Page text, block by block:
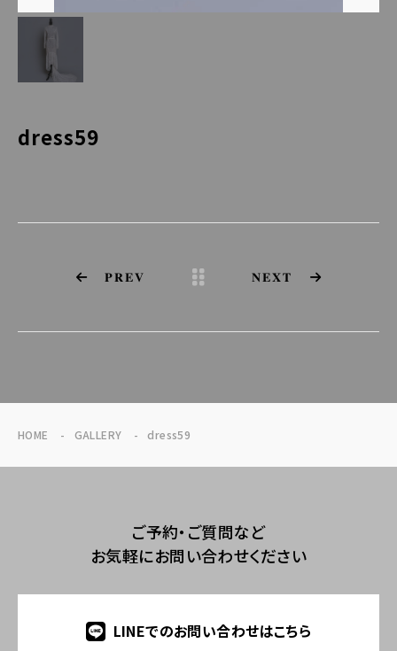
dress59
PREV NEXT
HOME GALLERY dress59
ご予約・ご質問など
お気軽にお問い合わせください
LINEでのお問い合わせはこちら